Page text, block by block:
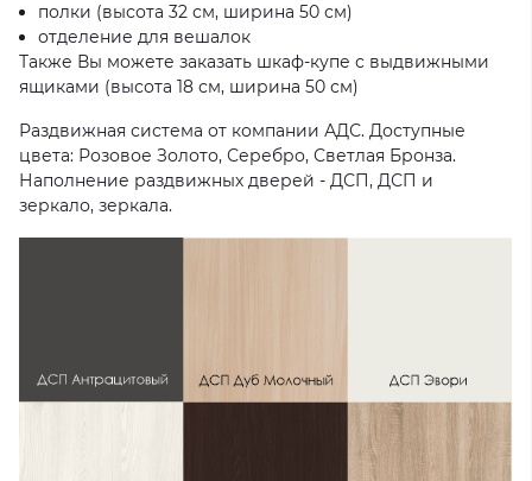
полки (высота 32 см, ширина 50 см)
отделение для вешалок
Также Вы можете заказать шкаф-купе с выдвижными
ящиками (высота 18 см, ширина 50 см)
Раздвижная система от компании АДС. Доступные
цвета: Розовое Золото, Серебро, Светлая Бронза.
Наполнение раздвижных дверей - ДСП, ДСП и
зеркало, зеркала.